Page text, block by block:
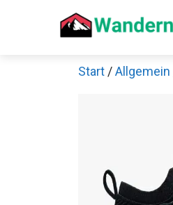
Start /Allgemein